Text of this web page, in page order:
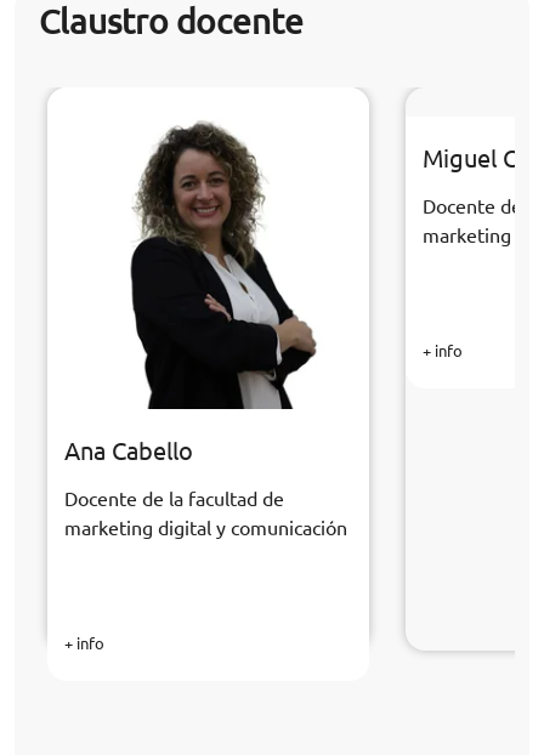
Claustro docente
Ana Cabello
Docente de la facultad de
marketing digital y comunicación
+ info
Miguel
Docente de
marketing
+ info